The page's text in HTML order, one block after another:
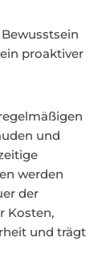
proaktiver
und
werden
der
Kosten,
und trägt